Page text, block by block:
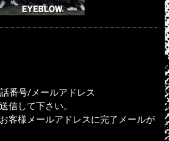
番号/メールアドレス
信して下さい。
客様メールアドレスに完了メールが